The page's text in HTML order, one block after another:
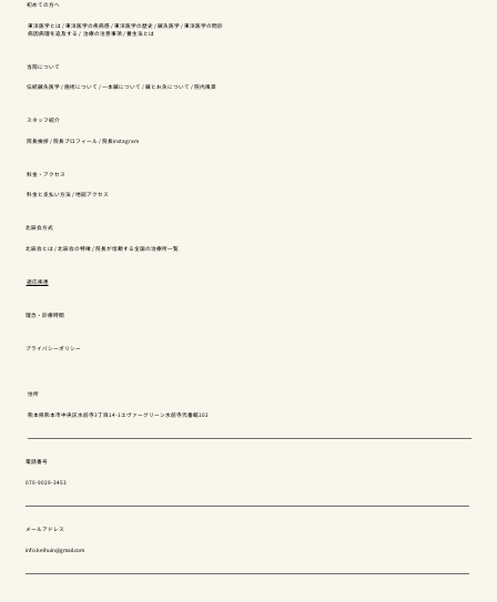
初めての方へ
東洋医学とは /東洋医学の疾病感/東洋医学の歴史/鍼灸医学/東洋医学の問診
病因病理を追及する / 治療の注意事項/養生法とは
当院について
伝統鍼灸医学/施術について /一本鍼について /鍼とお灸について / 院内風景
スタッフ紹介
院長挨拶/院長プロフィール/院長instagram
料金・アクセス
料金と支払い方法/地図アクセス
北辰会方式
北辰会とは /北辰会の特徴/院長が信頼する全国の治療所一覧
適応疾患
理念・診療時間
プライバシーポリシー
住所
熊本県熊本市中央区水前寺3丁目14-1エヴァーグリーン水前寺弐番館102
電話番号
070-9029-3453
メールアドレス
info.keihuin@gmail.com